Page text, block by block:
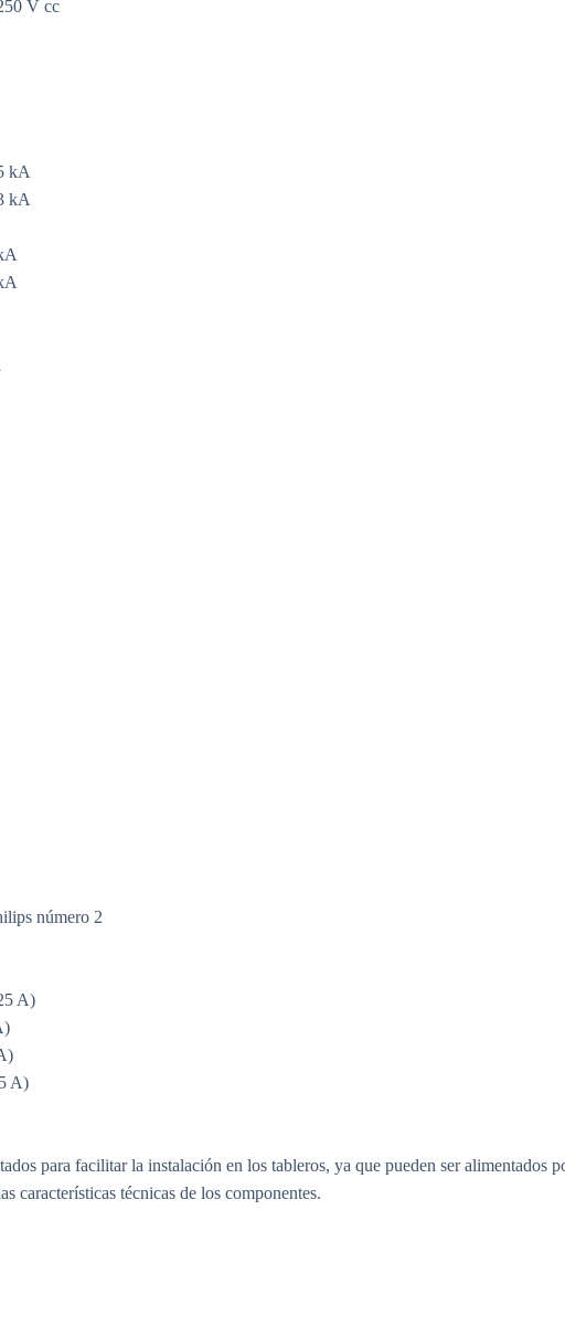
V cc
kA
kA
número 2
A)
A)
para facilitar la instalación en los tableros, ya que pueden ser alimentados
características técnicas de los componentes.